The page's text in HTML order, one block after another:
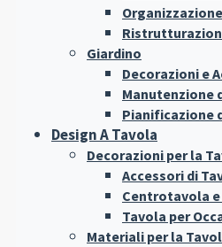
Giardino
Decorazioni e
Manutenzione
Pianificazione
Design A Tavola
Decorazioni per la
Accessori di
Centrotavola
Tavola per
Materiali per la